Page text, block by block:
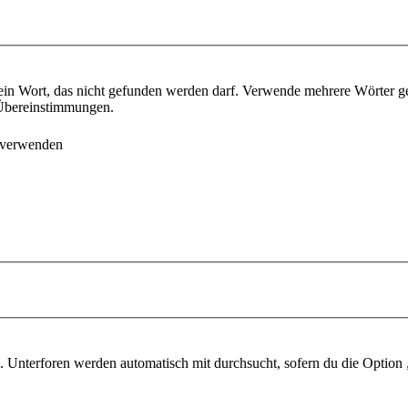
Wort, das nicht gefunden werden darf. Verwende mehrere Wörter
werden automatisch mit durchsucht, sofern du die